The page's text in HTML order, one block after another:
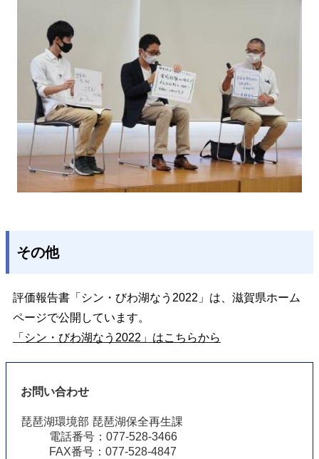
その他
評価報告書「シン・びわ湖なう2022」は、滋賀県ホーム
ページで公開しています。
「シン・びわ湖なう2022」はこちらから
お問い合わせ
琵琶湖環境部 琵琶湖保全再生課
電話番号：077-528-3466
FAX番号：077-528-4847